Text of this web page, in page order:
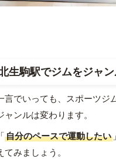
生駒駅でジムをジャ
言でいっても、スポーツジ
ャンルは変わります。
自分のペースで運動したい
てみましょう。